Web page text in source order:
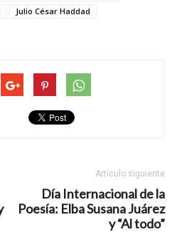
Julio César Haddad
Artículo siguiente
Día Internacional de la
Poesía: Elba Susana Juárez
y “Al todo”